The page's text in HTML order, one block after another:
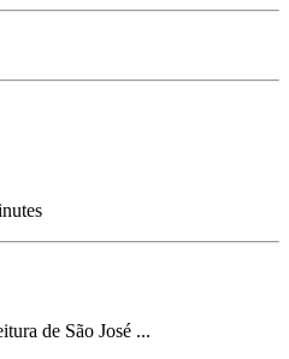
de São José ...